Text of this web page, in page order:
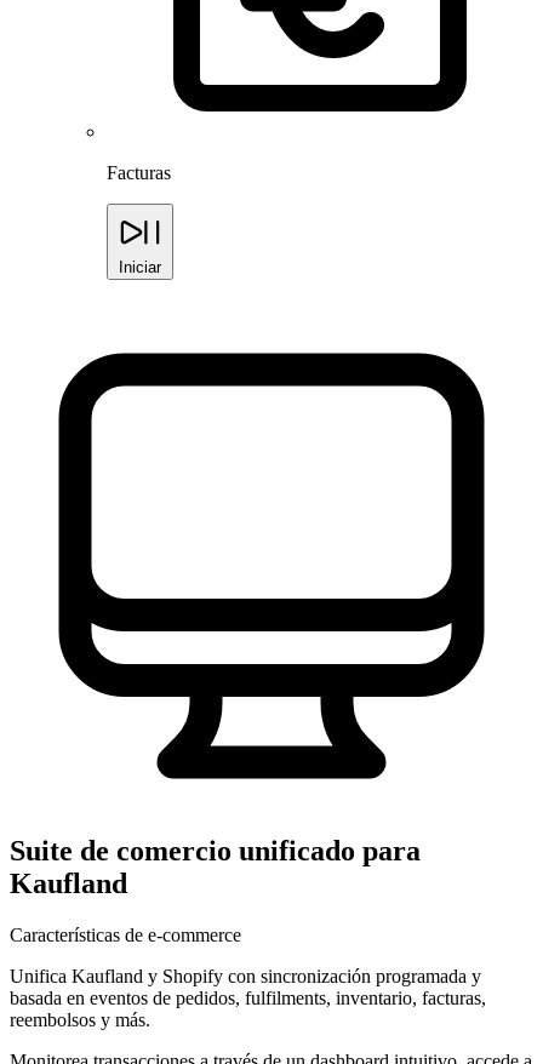
Facturas
Iniciar
Suite de comercio unificado para
Kaufland
Características de e-commerce
Unifica Kaufland y Shopify con sincronización programada y
basada en eventos de pedidos, fulfilments, inventario, facturas,
reembolsos y más.